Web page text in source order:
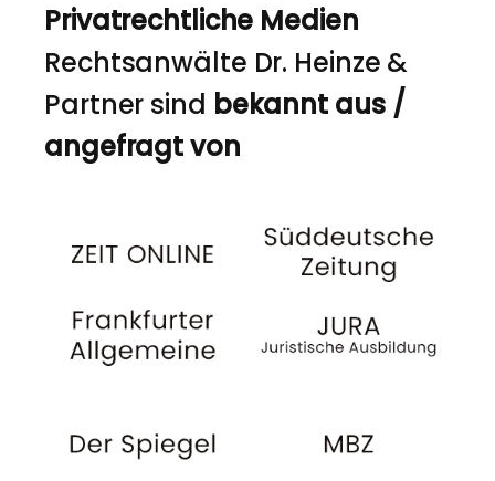
Privatrechtliche Medien
Rechtsanwälte Dr. Heinze &
Partner sind bekannt aus /
angefragt von